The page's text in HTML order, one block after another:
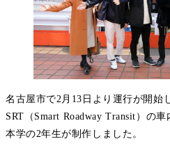
名古屋市で2月13日より運行が開始
SRT（Smart Roadway Transit）の
本学の2年生が制作しました。